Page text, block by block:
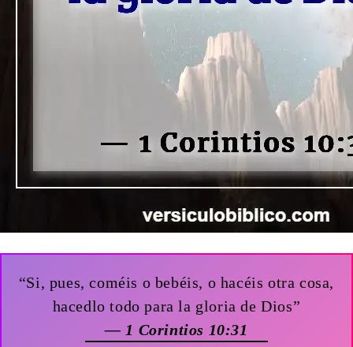
“Si, pues, coméis o bebéis, o hacéis otra cosa,
hacedlo todo para la gloria de Dios”
— 1 Corintios 10:31